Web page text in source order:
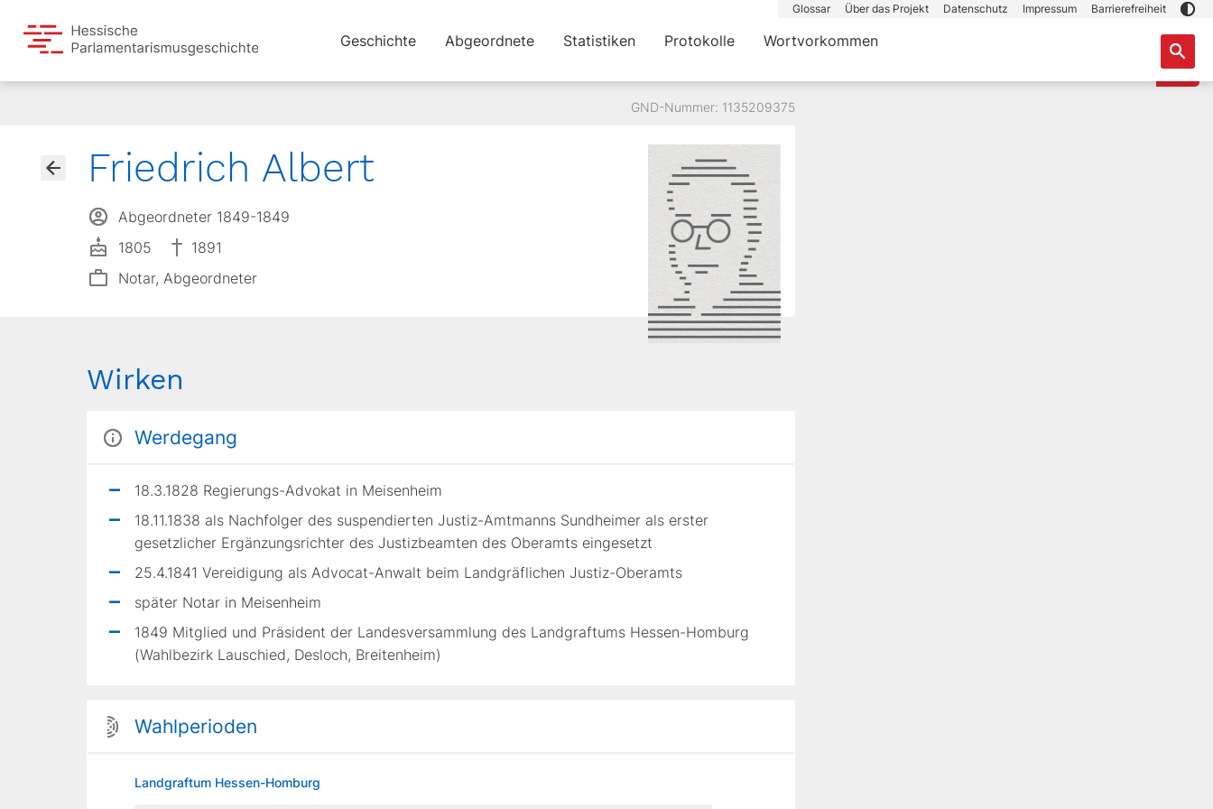
Glossar Über das Projekt Datenschutz Impressum Barrierefreiheit
Geschichte Abgeordnete Statistiken Protokolle Wortvorkommen
GND-Nummer: 1135209375
Friedrich Albert
Abgeordneter 1849-1849
1805
1891
Notar, Abgeordneter
Wirken
Werdegang
18.3.1828 Regierungs-Advokat in Meisenheim
18.11.1838 als Nachfolger des suspendierten Justiz-Amtmanns Sundheimer als erster
gesetzlicher Ergänzungsrichter des Justizbeamten des Oberamts eingesetzt
25.4.1841 Vereidigung als Advocat-Anwalt beim Landgräflichen Justiz-Oberamts
später Notar in Meisenheim
1849 Mitglied und Präsident der Landesversammlung des Landgraftums Hessen-Homburg
(Wahlbezirk Lauschied, Desloch, Breitenheim)
Wahlperioden
Landgraftum Hessen-Homburg